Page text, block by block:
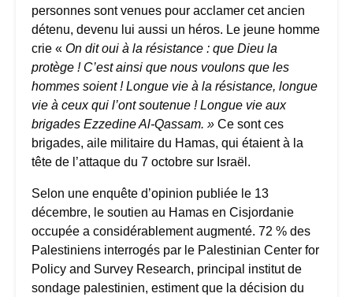
personnes sont venues pour acclamer cet ancien
détenu, devenu lui aussi un héros. Le jeune homme
crie « On dit oui à la résistance : que Dieu la
protège ! C’est ainsi que nous voulons que les
hommes soient ! Longue vie à la résistance, longue
vie à ceux qui l’ont soutenue ! Longue vie aux
brigades Ezzedine Al-Qassam. » Ce sont ces
brigades, aile militaire du Hamas, qui étaient à la
tête de l’attaque du 7 octobre sur Israël.
Selon une enquête d’opinion publiée le 13
décembre, le soutien au Hamas en Cisjordanie
occupée a considérablement augmenté. 72 % des
Palestiniens interrogés par le Palestinian Center for
Policy and Survey Research, principal institut de
sondage palestinien, estiment que la décision du